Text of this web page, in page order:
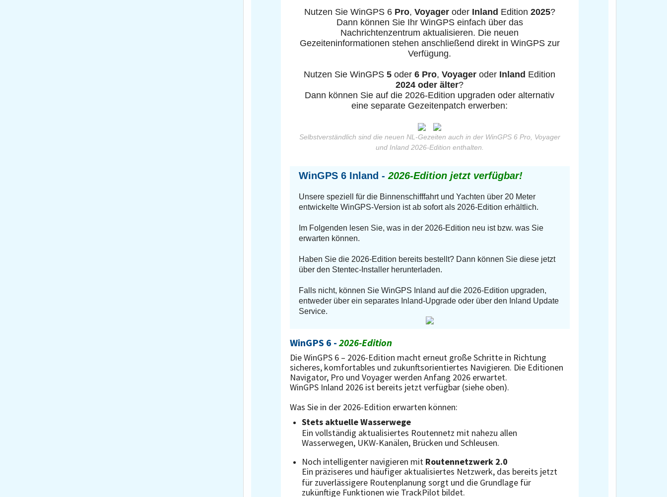
Nutzen Sie WinGPS 6 Pro, Voyager oder Inland Edition 2025?
Dann können Sie Ihr WinGPS einfach über das
Nachrichtenzentrum aktualisieren. Die neuen
Gezeiteninformationen stehen anschließend direkt in WinGPS zur
Verfügung.
Nutzen Sie WinGPS5oder6 Pro,Voyageroder Inland Edition
2024 oder älter?
Dann können Sie auf die 2026-Edition upgraden oder alternativ
eine separate Gezeitenpatch erwerben:
Selbstverständlich sind die neuen NL-Gezeiten auch in der WinGPS 6 Pro, Voyager
und Inland 2026-Edition enthalten.
WinGPS 6 Inland - 2026-Edition jetzt verfügbar!
Unsere speziell für die Binnenschifffahrt und Yachten über 20 Meter
entwickelte WinGPS-Version ist ab sofort als 2026-Edition erhältlich.
Im Folgenden lesen Sie, was in der 2026-Edition neu ist bzw. was Sie
erwarten können.
Haben Sie die 2026-Edition bereits bestellt? Dann können Sie diese jetzt
über den Stentec-Installer herunterladen.
Falls nicht, können Sie WinGPS Inland auf die 2026-Edition upgraden,
entweder über ein separates Inland-Upgrade oder über den Inland Update
Service.
WinGPS 6 -2026-Edition
Die WinGPS 6 – 2026-Edition macht erneut große Schritte in Richtung
sicheres, komfortables und zukunftsorientiertes Navigieren. Die Editionen
Navigator, Pro und Voyager werden Anfang 2026 erwartet.
WinGPS Inland 2026 ist bereits jetzt verfügbar (siehe oben).
Was Sie in der 2026-Edition erwarten können:
Stets aktuelle Wasserwege
Ein vollständig aktualisiertes Routennetz mit nahezu allen
Wasserwegen, UKW-Kanälen, Brücken und Schleusen.
Noch intelligenter navigieren mit Routennetzwerk 2.0
Ein präziseres und häufiger aktualisiertes Netzwerk, das bereits jetzt
für zuverlässigere Routenplanung sorgt und die Grundlage für
zukünftige Funktionen wie TrackPilot bildet.